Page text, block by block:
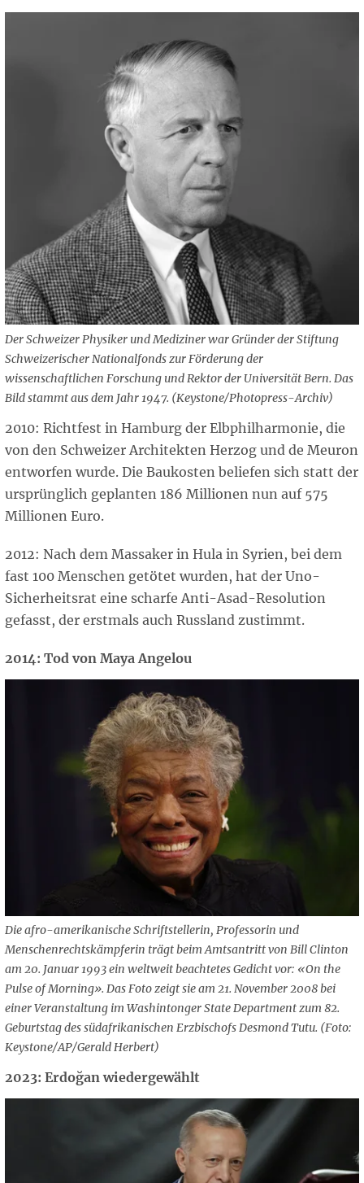
Der Schweizer Physiker und Mediziner war Gründer der Stiftung
Schweizerischer Nationalfonds zur Förderung der
wissenschaftlichen Forschung und Rektor der Universität Bern. Das
Bild stammt aus dem Jahr 1947. (Keystone/Photopress-Archiv)
2010: Richtfest in Hamburg der Elbphilharmonie, die
von den Schweizer Architekten Herzog und de Meuron
entworfen wurde. Die Baukosten beliefen sich statt der
ursprünglich geplanten 186 Millionen nun auf 575
Millionen Euro.
2012: Nach dem Massaker in Hula in Syrien, bei dem
fast 100 Menschen getötet wurden, hat der Uno-
Sicherheitsrat eine scharfe Anti-Asad-Resolution
gefasst, der erstmals auch Russland zustimmt.
2014: Tod von Maya Angelou
Die afro-amerikanische Schriftstellerin, Professorin und
Menschenrechtskämpferin trägt beim Amtsantritt von Bill Clinton
am 20. Januar 1993 ein weltweit beachtetes Gedicht vor: «On the
Pulse of Morning». Das Foto zeigt sie am 21. November 2008 bei
einer Veranstaltung im Washintonger State Department zum 82.
Geburtstag des südafrikanischen Erzbischofs Desmond Tutu. (Foto:
Keystone/AP/Gerald Herbert)
2023: Erdoğan wiedergewählt